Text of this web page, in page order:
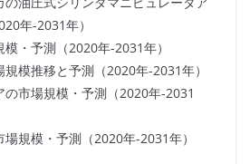
年-2031年）
・予測（2020年-2031年）
模推移と予測（2020年-2031年）
市場規模・予測（2020年-2031
規模・予測（2020年-2031年）